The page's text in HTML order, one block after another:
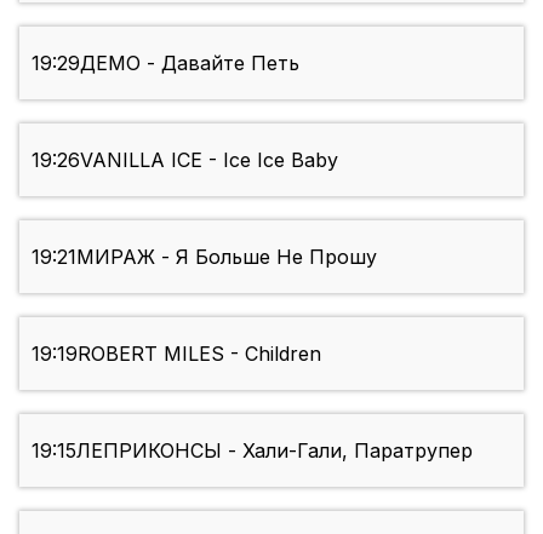
19:29ДЕМО - Давайте Петь
19:26VANILLA ICE - Ice Ice Baby
19:21МИРАЖ - Я Больше Не Прошу
19:19ROBERT MILES - Children
19:15ЛЕПРИКОНСЫ - Хали-Гали, Паратрупер